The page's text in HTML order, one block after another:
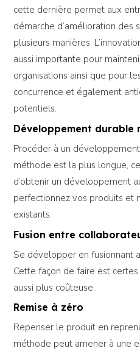
cette dernière permet aux
démarche d’amélioration des
plusieurs manières.
aussi importante pour
organisations ainsi que pour
concurrence et également
potentiels.
Développement durable
Procéder à un
méthode est la plus longue,
d’obtenir un développement
perfectionnez vos produits et
existants.
Fusion entre
Se développer en fusionnant
Cette façon de faire est
aussi plus coûteuse.
Remise à zéro
Repenser le produit en
méthode peut amener à une